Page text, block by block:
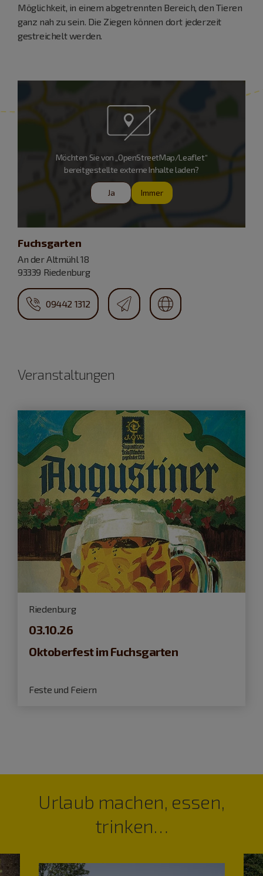
Möglichkeit, in einem abgetrennten Bereich, den Tieren
ganz nah zu sein. Die Ziegen können dort jederzeit
gestreichelt werden.
Möchten Sie von „OpenStreetMap/Leaflet“
bereitgestellte externe Inhalte laden?
Ja Immer
Fuchsgarten
An der Altmühl 18
93339 Riedenburg
09442 1312
Veranstaltungen
Riedenburg
03.10.26
Oktoberfest im Fuchsgarten
Feste und Feiern
Urlaub machen, essen,
trinken…